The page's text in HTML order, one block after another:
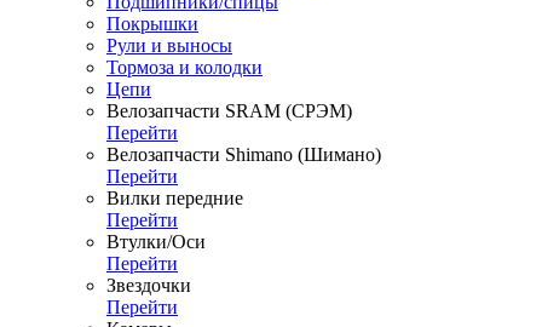
Покрышки
Рули и выносы
Тормоза и колодки
Цепи
Велозапчасти SRAM (СРЭМ)
Перейти
Велозапчасти Shimano (Шимано)
Перейти
Вилки передние
Перейти
Втулки/Оси
Перейти
Звездочки
Перейти